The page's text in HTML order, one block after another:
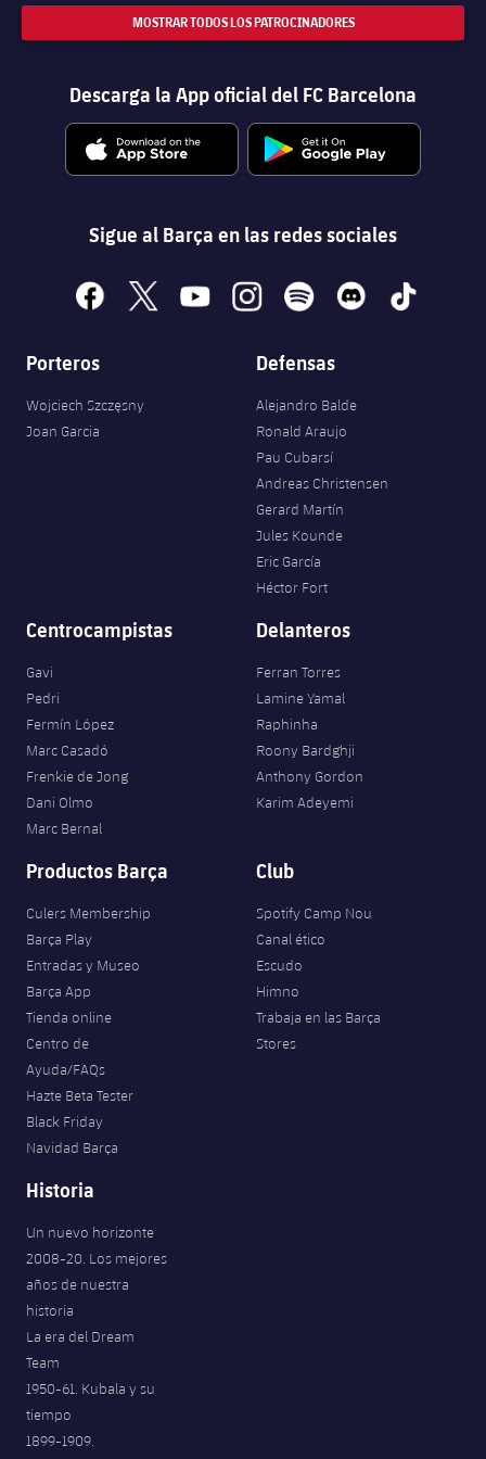
MOSTRAR TODOS LOS PATROCINADORES
Descarga la App oficial del FC Barcelona
Sigue al Barça en las redes sociales
facebook
x youtubeinstagramspotify discord tiktok
Porteros
Wojciech Szczęsny
Joan Garcia
Defensas
Alejandro Balde
Ronald Araujo
Pau Cubarsí
Andreas Christensen
Gerard Martín
Jules Kounde
Eric García
Héctor Fort
Centrocampistas
Gavi
Pedri
Fermín López
Marc Casadó
Frenkie de Jong
Dani Olmo
Marc Bernal
Delanteros
Ferran Torres
Lamine Yamal
Raphinha
Roony Bardghji
Anthony Gordon
Karim Adeyemi
Productos Barça
Culers Membership
Barça Play
Entradas y Museo
Barça App
Tienda online
Centro de
Ayuda/FAQs
Hazte Beta Tester
Black Friday
Navidad Barça
Club
Spotify Camp Nou
Canal ético
Escudo
Himno
Trabaja en las Barça
Stores
Historia
Un nuevo horizonte
2008-20. Los mejores
años de nuestra
historia
La era del Dream
Team
1950-61. Kubala y su
tiempo
1899-1909.